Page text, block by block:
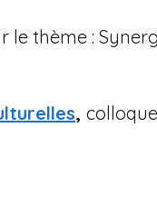
le thème :
,